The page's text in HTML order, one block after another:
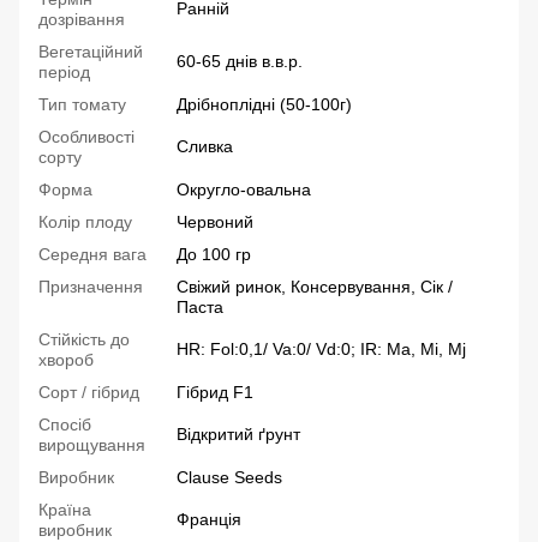
дозрівання
Ранній
Вегетаційний
період
60-65 днів в.в.р.
Тип томату
Дрібноплідні (50-100г)
Особливості
сорту
Сливка
Форма
Округло-овальна
Колір плоду
Червоний
Середня вага
До 100 гр
Призначення
Свіжий ринок, Консервування, Сік /
Паста
Стійкість до
хвороб
HR: Fol:0,1/ Va:0/ Vd:0; IR: Ma, Mi, Mj
Сорт / гібрид
Гібрид F1
Спосіб
вирощування
Відкритий ґрунт
Виробник
Clause Seeds
Країна
виробник
Франція